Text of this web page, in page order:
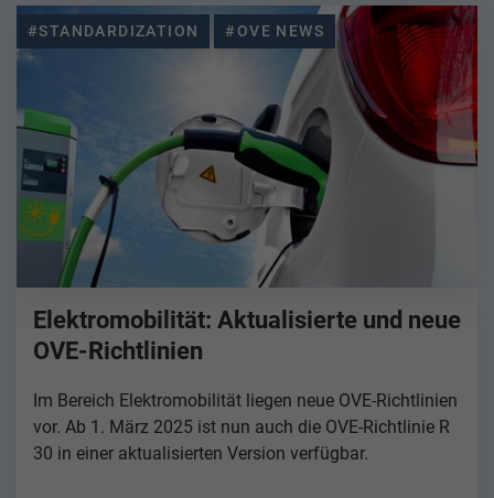
#STANDARDIZATION #OVE NEWS
Elektromobilität: Aktualisierte und neue
OVE-Richtlinien
Im Bereich Elektromobilität liegen neue OVE-Richtlinien
vor. Ab 1. März 2025 ist nun auch die OVE-Richtlinie R
30 in einer aktualisierten Version verfügbar.